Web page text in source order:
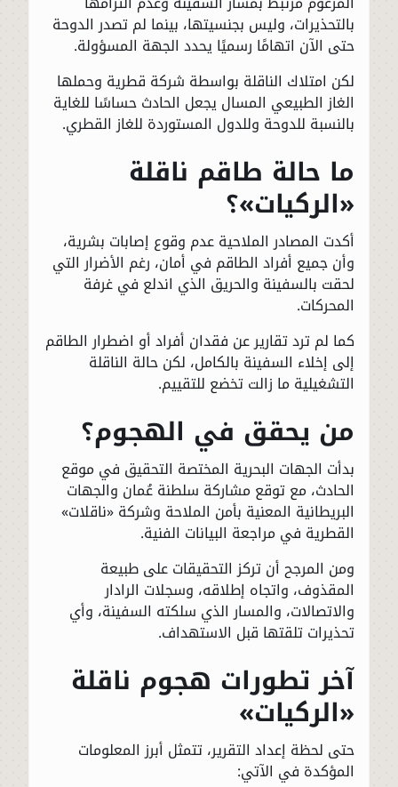
بالتحذيرات، وليس بجنسيتها، بينما لم تصدر الدوحة
حتى الآن اتهامًا رسميًا يحدد الجهة المسؤولة.
لكن امتلاك الناقلة بواسطة شركة قطرية وحملها
الغاز الطبيعي المسال يجعل الحادث حساسًا للغاية
بالنسبة للدوحة وللدول المستوردة للغاز القطري.
ما حالة طاقم ناقلة
«الركيات»؟
أكدت المصادر الملاحية عدم وقوع إصابات بشرية،
وأن جميع أفراد الطاقم في أمان، رغم الأضرار التي
لحقت بالسفينة والحريق الذي اندلع في غرفة
المحركات.
كما لم ترد تقارير عن فقدان أفراد أو اضطرار الطاقم
إلى إخلاء السفينة بالكامل، لكن حالة الناقلة
التشغيلية ما زالت تخضع للتقييم.
من يحقق في الهجوم؟
بدأت الجهات البحرية المختصة التحقيق في موقع
الحادث، مع توقع مشاركة سلطنة عُمان والجهات
البريطانية المعنية بأمن الملاحة وشركة «ناقلات»
القطرية في مراجعة البيانات الفنية.
ومن المرجح أن تركز التحقيقات على طبيعة
المقذوف، واتجاه إطلاقه، وسجلات الرادار
والاتصالات، والمسار الذي سلكته السفينة، وأي
تحذيرات تلقتها قبل الاستهداف.
آخر تطورات هجوم ناقلة
«الركيات»
حتى لحظة إعداد التقرير، تتمثل أبرز المعلومات
المؤكدة في الآتي: